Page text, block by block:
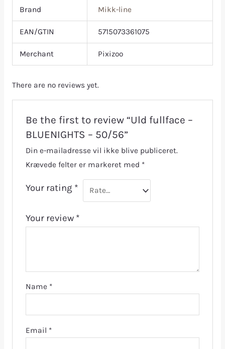
Brand Mikk-line
EAN/GTIN 5715073361075
Merchant Pixizoo
There are no reviews yet.
Be the first to review “Uld fullface –
BLUENIGHTS – 50/56”
Din e-mailadresse vil ikke blive publiceret.
Krævede felter er markeret med *
Your rating *
Your review *
Name *
Email *